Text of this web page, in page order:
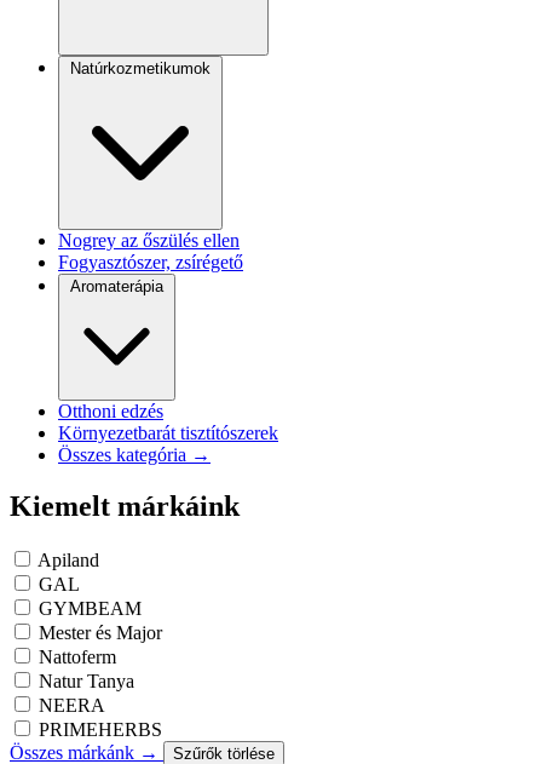
Natúrkozmetikumok
Nogrey az őszülés ellen
Fogyasztószer, zsírégető
Aromaterápia
Otthoni edzés
Környezetbarát tisztítószerek
Összes kategória →
Kiemelt márkáink
Apiland
GAL
GYMBEAM
Mester és Major
Nattoferm
Natur Tanya
NEERA
PRIMEHERBS
Összes márkánk →
Szűrők törlése